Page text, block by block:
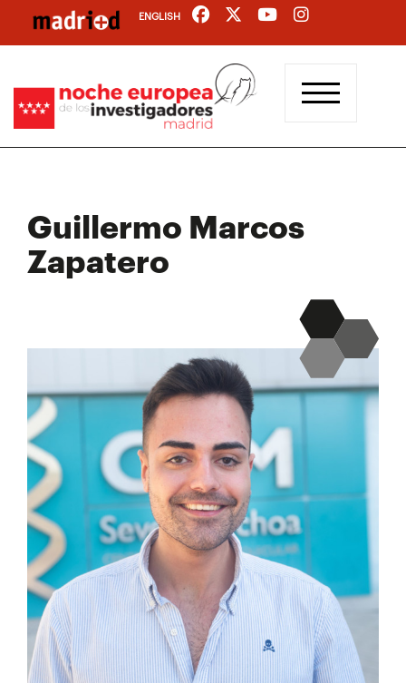
contenido
ENGLISH
Guillermo Marcos
Zapatero